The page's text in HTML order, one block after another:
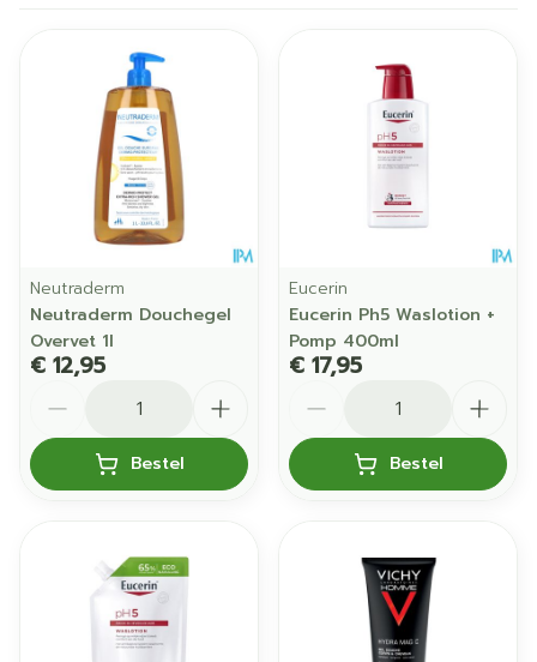
Neutraderm
Neutraderm Douchegel
Overvet 1l
€ 12,95
Bestel
Eucerin
Eucerin Ph5 Waslotion +
Pomp 400ml
€ 17,95
Bestel